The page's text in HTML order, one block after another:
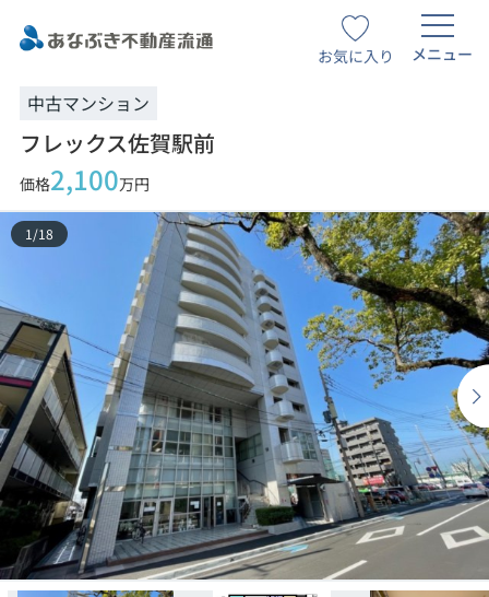
お気に入り メニュー
中古マンション
フレックス佐賀駅前
価格2,100万円
1 /18